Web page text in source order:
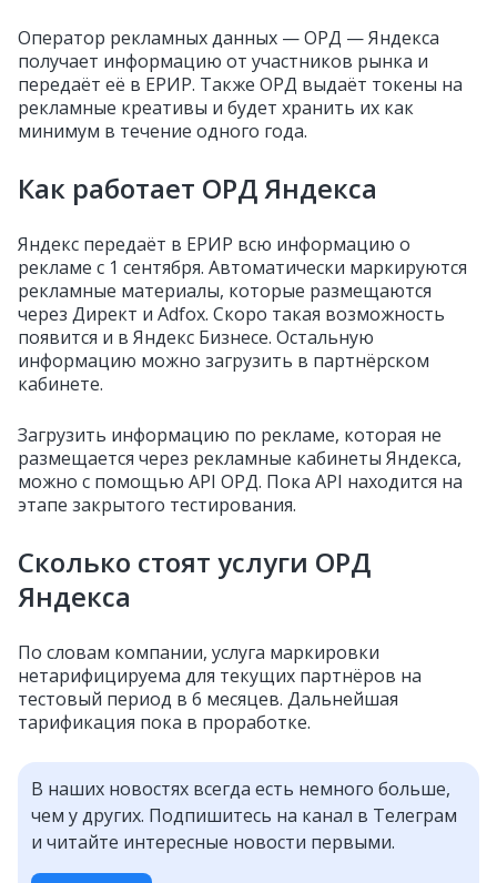
Оператор рекламных данных — ОРД — Яндекса
получает информацию от участников рынка и
передаёт её в ЕРИР. Также ОРД выдаёт токены на
рекламные креативы и будет хранить их как
минимум в течение одного года.
Как работает ОРД Яндекса
Яндекс передаёт в ЕРИР всю информацию о
рекламе с 1 сентября. Автоматически маркируются
рекламные материалы, которые размещаются
через Директ и Adfox. Скоро такая возможность
появится и в Яндекс Бизнесе. Остальную
информацию можно загрузить в партнёрском
кабинете.
Загрузить информацию по рекламе, которая не
размещается через рекламные кабинеты Яндекса,
можно с помощью API ОРД. Пока API находится на
этапе закрытого тестирования.
Сколько стоят услуги ОРД
Яндекса
По словам компании, услуга маркировки
нетарифицируема для текущих партнёров на
тестовый период в 6 месяцев. Дальнейшая
тарификация пока в проработке.
В наших новостях всегда есть немного больше,
чем у других. Подпишитесь на канал в Телеграм
и читайте интересные новости первыми.